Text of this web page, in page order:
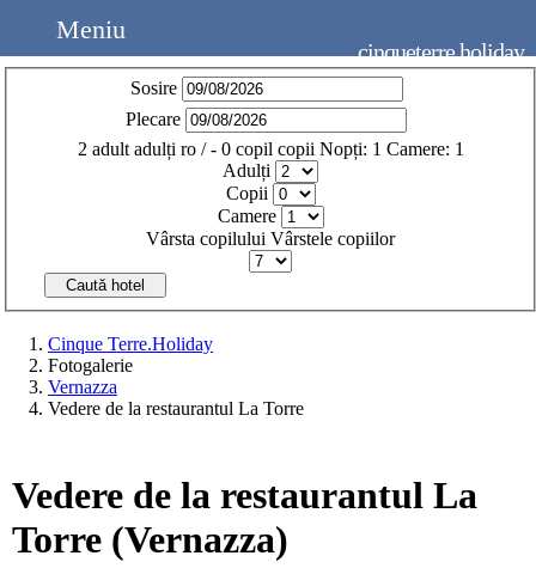
Meniu
cinqueterre.holiday
Sosire
Plecare
2 adult adulți ro / - 0 copil copii Nopți: 1 Camere: 1
Adulți
Copii
Camere
Vârsta copilului Vârstele copiilor
Caută hotel
Cinque Terre.Holiday
Fotogalerie
Vernazza
Vedere de la restaurantul La Torre
Vedere de la restaurantul La
Torre (Vernazza)